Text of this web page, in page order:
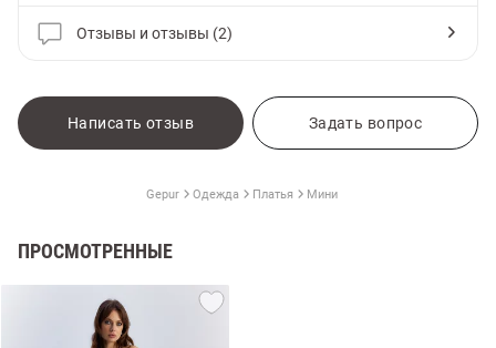
Отзывы и отзывы (2)
Написать отзыв Задать вопрос
Gepur Одежда Платья Мини
ПРОСМОТРЕННЫЕ